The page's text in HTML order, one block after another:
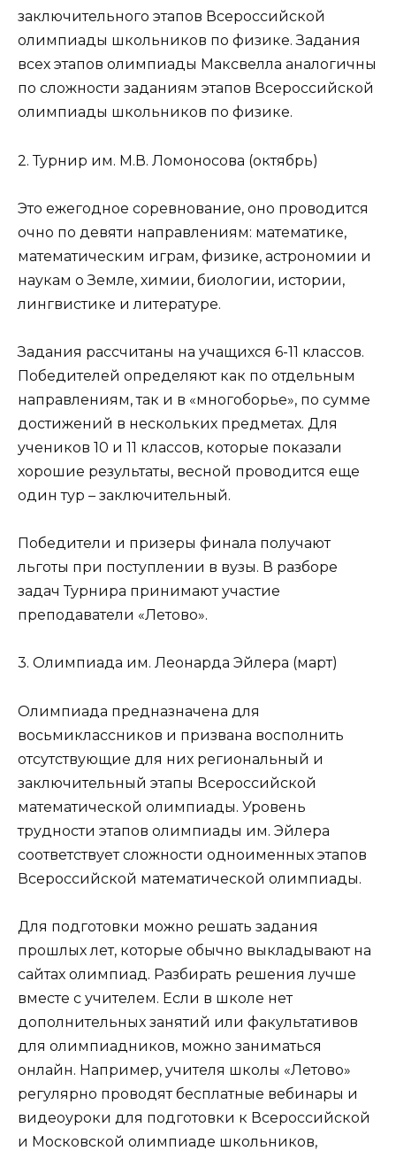
заключительного этапов Всероссийской
олимпиады школьников по физике. Задания
всех этапов олимпиады Максвелла аналогичны
по сложности заданиям этапов Всероссийской
олимпиады школьников по физике.
2. Турнир им. М.В. Ломоносова (октябрь)
Это ежегодное соревнование, оно проводится
очно по девяти направлениям: математике,
математическим играм, физике, астрономии и
наукам о Земле, химии, биологии, истории,
лингвистике и литературе.
Задания рассчитаны на учащихся 6-11 классов.
Победителей определяют как по отдельным
направлениям, так и в «многоборье», по сумме
достижений в нескольких предметах. Для
учеников 10 и 11 классов, которые показали
хорошие результаты, весной проводится еще
один тур – заключительный.
Победители и призеры финала получают
льготы при поступлении в вузы. В разборе
задач Турнира принимают участие
преподаватели «Летово».
3. Олимпиада им. Леонарда Эйлера (март)
Олимпиада предназначена для
восьмиклассников и призвана восполнить
отсутствующие для них региональный и
заключительный этапы Всероссийской
математической олимпиады. Уровень
трудности этапов олимпиады им. Эйлера
соответствует сложности одноименных этапов
Всероссийской математической олимпиады.
Для подготовки можно решать задания
прошлых лет, которые обычно выкладывают на
сайтах олимпиад. Разбирать решения лучше
вместе с учителем. Если в школе нет
дополнительных занятий или факультативов
для олимпиадников, можно заниматься
онлайн. Например, учителя школы «Летово»
регулярно проводят бесплатные вебинары и
видеоуроки для подготовки к Всероссийской
и Московской олимпиаде школьников,